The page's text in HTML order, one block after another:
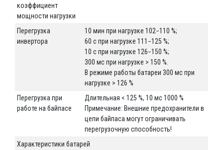
коэффициент
мощности нагрузки
Перегрузка
инвертора
10 мин при нагрузке 102−110 %;
60 с при нагрузке 111−125 %;
10 с при нагрузке 126−150 %;
300 мс при нагрузке > 150 %.
В режиме работы батареи 300 мс при
нагрузке > 126 %
Перегрузка при
работе на байпасе
Длительная < 125 %, 10 мс 1000 %
Примечание: Внешние предохранители в
цепи байпаса могут ограничивать
перегрузочную способность!
Характеристики батарей